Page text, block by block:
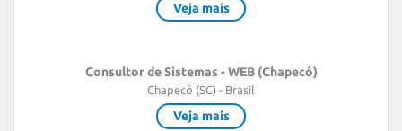
Veja mais
Consultor de Sistemas - WEB (Chapecó)
Chapecó (SC) - Brasil
Veja mais